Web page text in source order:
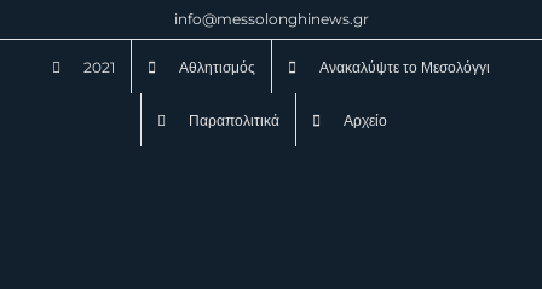
info@messolonghinews.gr
2021 Αθλητισμός Ανακαλύψτε το Μεσολόγγι
Παραπολιτικά Αρχείο